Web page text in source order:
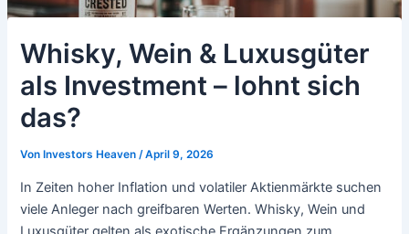
Whisky, Wein & Luxusgüter
als Investment – lohnt sich
das?
Von Investors Heaven/April 9, 2026
In Zeiten hoher Inflation und volatiler Aktienmärkte suchen
viele Anleger nach greifbaren Werten. Whisky, Wein und